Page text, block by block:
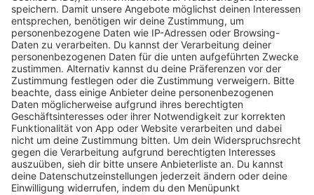
PODCAST-GÄSTE: MEHR NEWS
HOME
RADIOS
barba radio
Lagerfeuer
Füße hoch
Schmusekatze